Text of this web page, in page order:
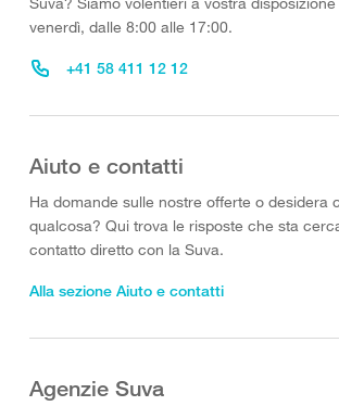
venerdì, dalle 8:00 alle 17:00.
+41 58 411 12 12
Aiuto e contatti
Ha domande sulle nostre offerte o desidera
qualcosa? Qui trova le risposte che sta
contatto diretto con la Suva.
Alla sezione Aiuto e contatti
Agenzie Suva